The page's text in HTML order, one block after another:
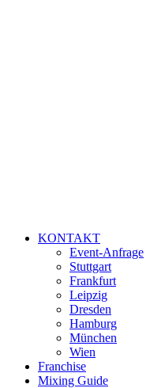
KONTAKT
Event-Anfrage
Stuttgart
Frankfurt
Leipzig
Dresden
Hamburg
München
Wien
Franchise
Mixing Guide